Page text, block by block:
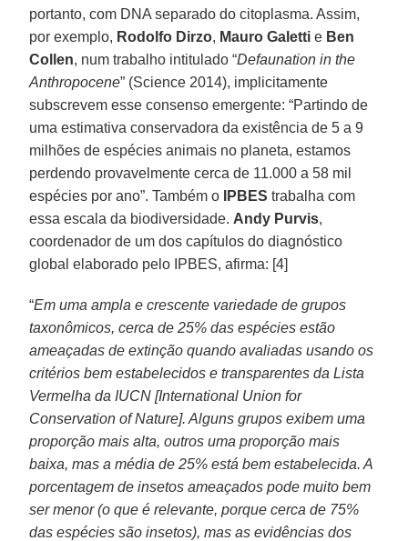
portanto, com DNA separado do citoplasma. Assim,
por exemplo, Rodolfo Dirzo, Mauro Galetti e Ben
Collen, num trabalho intitulado “Defaunation in the
Anthropocene” (Science 2014), implicitamente
subscrevem esse consenso emergente: “Partindo de
uma estimativa conservadora da existência de 5 a 9
milhões de espécies animais no planeta, estamos
perdendo provavelmente cerca de 11.000 a 58 mil
espécies por ano”. Também o
IPBES trabalha com
essa escala da biodiversidade. Andy Purvis,
coordenador de um dos capítulos do diagnóstico
global elaborado pelo IPBES, afirma: [4]
“Em uma ampla e crescente variedade de grupos
taxonômicos, cerca de 25% das espécies estão
ameaçadas de extinção quando avaliadas usando os
critérios bem estabelecidos e transparentes da Lista
Vermelha da IUCN [International Union for
Conservation of Nature]. Alguns grupos exibem uma
proporção mais alta, outros uma proporção mais
baixa, mas a média de 25% está bem estabelecida. A
porcentagem de insetos ameaçados pode muito bem
ser menor (o que é relevante, porque cerca de 75%
das espécies são insetos), mas as evidências dos